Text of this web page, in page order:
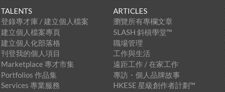
TALENTS
登錄專才庫 / 建立個人檔案
建立個人檔案專頁
建立個人化部落格
刊登我的個人項目
Marketplace 專才市集
Portfolios 作品集
Services 專業服務
ARTICLES
瀏覽所有專欄文章
SLASH 斜槓學堂™
職場管理
工作與生活
遠距工作 / 在家工作
專訪・個人品牌故事
HKESE 星級創作者計劃™